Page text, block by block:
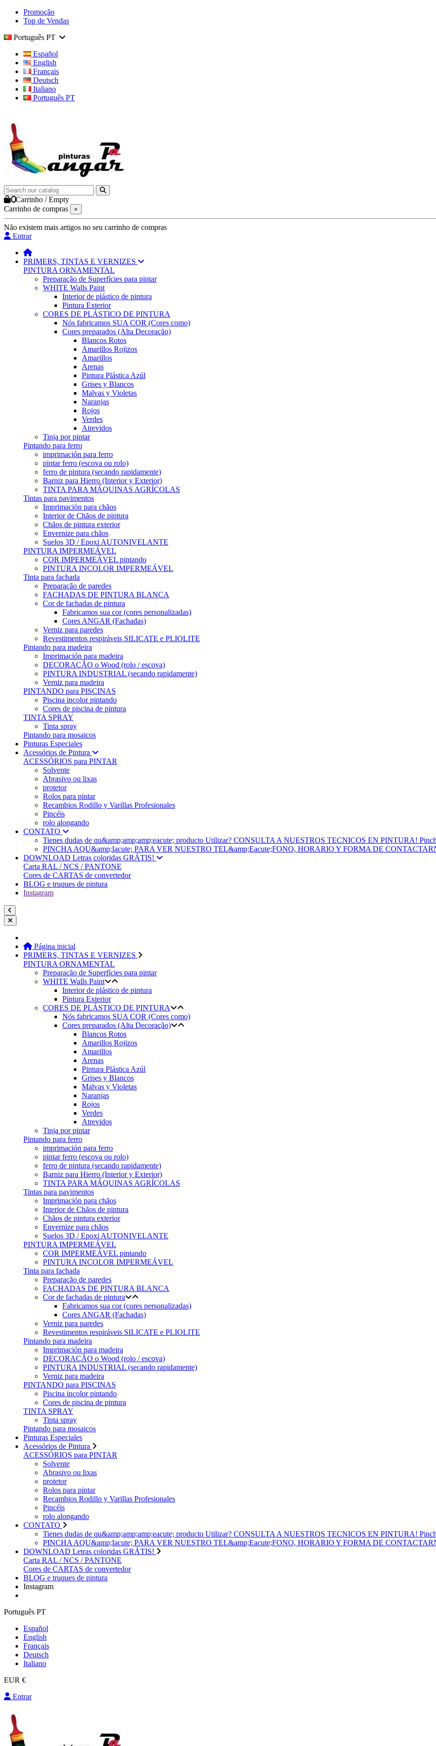
Promoção
Top de Vendas
Português PT
Español
English
Français
Deutsch
Italiano
Português PT
0Carrinho /Empty
Carrinho de compras
×
Não existem mais artigos no seu carrinho de compras
Entrar
PRIMERS, TINTAS E VERNIZES
PINTURA ORNAMENTAL
Preparação de Superfícies para pintar
WHITE Walls Paint
Interior de plástico de pintura
Pintura Exterior
CORES DE PLÁSTICO DE PINTURA
Nós fabricamos SUA COR (Cores como)
Cores preparados (Alta Decoração)
Blancos Rotos
Amarillos Rojizos
Amarillos
Arenas
Pintura Plástica Azúl
Grises y Blancos
Malvas y Violetas
Naranjas
Rojos
Verdes
Atrevidos
Tinja por pintar
Pintando para ferro
imprimación para ferro
pintar ferro (escova ou rolo)
ferro de pintura (secando rapidamente)
Barniz para Hierro (Interior y Exterior)
TINTA PARA MÁQUINAS AGRÍCOLAS
Tintas para pavimentos
Imprimación para chãos
Interior de Chãos de pintura
Chãos de pintura exterior
Envernize para chãos
Suelos 3D / Epoxi AUTONIVELANTE
PINTURA IMPERMEÁVEL
COR IMPERMEÁVEL pintando
PINTURA INCOLOR IMPERMEÁVEL
Tinta para fachada
Preparação de paredes
FACHADAS DE PINTURA BLANCA
Cor de fachadas de pintura
Fabricamos sua cor (cores personalizadas)
Cores ANGAR (Fachadas)
Verniz para paredes
Revestimentos respiráveis ​​SILICATE e PLIOLITE
Pintando para madeira
Imprimación para madeira
DECORAÇÃO o Wood (rolo / escova)
PINTURA INDUSTRIAL (secando rapidamente)
Verniz para madeira
PINTANDO para PISCINAS
Piscina incolor pintando
Cores de piscina de pintura
TINTA SPRAY
Tinta spray
Pintando para mosaicos
Pinturas Especiales
Acessórios de Pintura
ACESSÓRIOS para PINTAR
Solvente
Abrasivo ou lixas
protetor
Rolos para pintar
Recambios Rodillo y Varillas Profesionales
Pincéis
rolo alongando
CONTATO
Tienes dudas de qu&amp;amp;amp;eacute; producto Utilizar? CONSULTA A NUESTROS TECNICOS EN PINTURA!
PINCHA AQU&amp;Iacute; PARA VER NUESTRO TEL&amp;Eacute;FONO, HORARIO Y FORMA DE
DOWNLOAD Letras coloridas GRÁTIS!
Carta RAL / NCS / PANTONE
Cores de CARTAS de convertedor
BLOG e truques de pintura
Instagram
Página inicial
PRIMERS, TINTAS E VERNIZES
PINTURA ORNAMENTAL
Preparação de Superfícies para pintar
WHITE Walls Paint
Interior de plástico de pintura
Pintura Exterior
CORES DE PLÁSTICO DE PINTURA
Nós fabricamos SUA COR (Cores como)
Cores preparados (Alta Decoração)
Blancos Rotos
Amarillos Rojizos
Amarillos
Arenas
Pintura Plástica Azúl
Grises y Blancos
Malvas y Violetas
Naranjas
Rojos
Verdes
Atrevidos
Tinja por pintar
Pintando para ferro
imprimación para ferro
pintar ferro (escova ou rolo)
ferro de pintura (secando rapidamente)
Barniz para Hierro (Interior y Exterior)
TINTA PARA MÁQUINAS AGRÍCOLAS
Tintas para pavimentos
Imprimación para chãos
Interior de Chãos de pintura
Chãos de pintura exterior
Envernize para chãos
Suelos 3D / Epoxi AUTONIVELANTE
PINTURA IMPERMEÁVEL
COR IMPERMEÁVEL pintando
PINTURA INCOLOR IMPERMEÁVEL
Tinta para fachada
Preparação de paredes
FACHADAS DE PINTURA BLANCA
Cor de fachadas de pintura
Fabricamos sua cor (cores personalizadas)
Cores ANGAR (Fachadas)
Verniz para paredes
Revestimentos respiráveis ​​SILICATE e PLIOLITE
Pintando para madeira
Imprimación para madeira
DECORAÇÃO o Wood (rolo / escova)
PINTURA INDUSTRIAL (secando rapidamente)
Verniz para madeira
PINTANDO para PISCINAS
Piscina incolor pintando
Cores de piscina de pintura
TINTA SPRAY
Tinta spray
Pintando para mosaicos
Pinturas Especiales
Acessórios de Pintura
ACESSÓRIOS para PINTAR
Solvente
Abrasivo ou lixas
protetor
Rolos para pintar
Recambios Rodillo y Varillas Profesionales
Pincéis
rolo alongando
CONTATO
Tienes dudas de qu&amp;amp;amp;eacute; producto Utilizar? CONSULTA A NUESTROS TECNICOS EN PINTURA!
PINCHA AQU&amp;Iacute; PARA VER NUESTRO TEL&amp;Eacute;FONO, HORARIO Y FORMA DE
DOWNLOAD Letras coloridas GRÁTIS!
Carta RAL / NCS / PANTONE
Cores de CARTAS de convertedor
BLOG e truques de pintura
Instagram
Português PT
Español
English
Français
Deutsch
Italiano
EUR €
Entrar